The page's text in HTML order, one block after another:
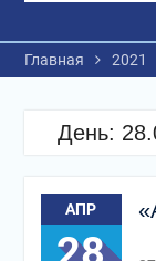
Главная 2021
День:
АПР